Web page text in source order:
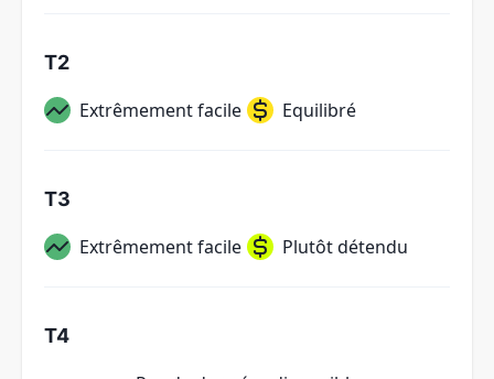
T2
Extrêmement facile Equilibré
T3
Extrêmement facile Plutôt détendu
T4